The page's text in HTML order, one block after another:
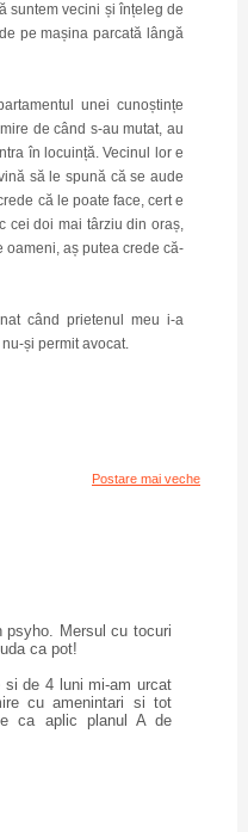
suntem vecini și înțeleg de
pe mașina parcată lângă
unei cunoștințe
de când s-au mutat, au
în locuință. Vecinul lor e
să le spună că se aude
că le poate face, cert e
cei doi mai târziu din oraș,
oameni, aș putea crede că-
când prietenul meu i-a
și permit avocat.
Postare mai veche
psyho. Mersul cu tocuri
ca pot!
de 4 luni mi-am urcat
cu amenintari si tot
ca aplic planul A de